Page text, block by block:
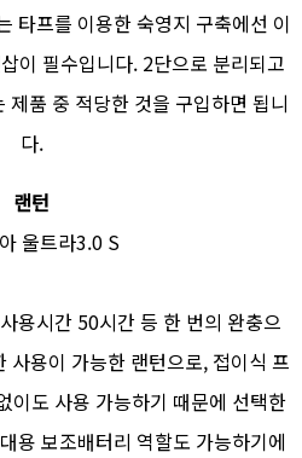
타프를 이용한 숙영지 구축에선 이
이 필수입니다. 2단으로 분리되고
품 중 적당한 것을 구입하면 됩니
다.
랜턴
울트라3.0 S
용시간 50시간 등 한 번의 완충으
사용이 가능한 랜턴으로, 접이식 프
이도 사용 가능하기 때문에 선택한
용 보조배터리 역할도 가능하기에